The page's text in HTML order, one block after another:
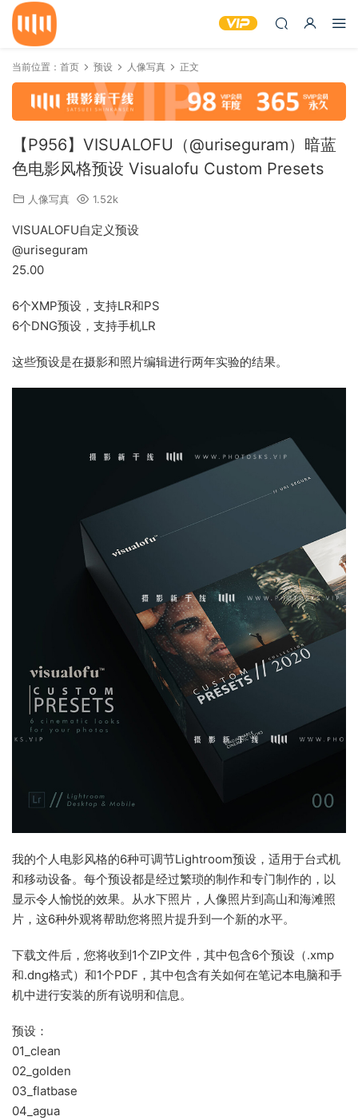
当前位置： 首页 预设 人像写真 正文
【P956】VISUALOFU（@uriseguram）暗蓝
色电影风格预设 Visualofu Custom Presets
人像写真 1.52k
VISUALOFU自定义预设
@uriseguram
25.00
6个XMP预设，支持LR和PS
6个DNG预设，支持手机LR
这些预设是在摄影和照片编辑进行两年实验的结果。
我的个人电影风格的6种可调节Lightroom预设，适用于台式机
和移动设备。每个预设都是经过繁琐的制作和专门制作的，以
显示令人愉悦的效果。从水下照片，人像照片到高山和海滩照
片，这6种外观将帮助您将照片提升到一个新的水平。
下载文件后，您将收到1个ZIP文件，其中包含6个预设（.xmp
和.dng格式）和1个PDF，其中包含有关如何在笔记本电脑和手
机中进行安装的所有说明和信息。
预设：
01_clean
02_golden
03_flatbase
04_agua